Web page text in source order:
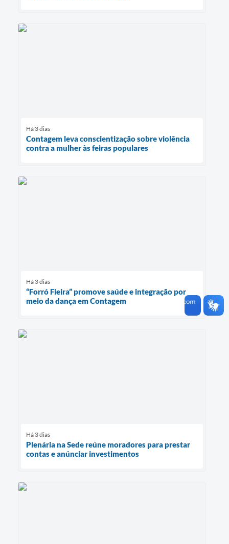
Há 3 dias
Contagem leva conscientização sobre violência
contra a mulher às feiras populares
Há 3 dias
“Forró Fieira” promove saúde e integração por
meio da dança em Contagem
Há 3 dias
Plenária na Sede reúne moradores para prestar
contas e anúnciar investimentos